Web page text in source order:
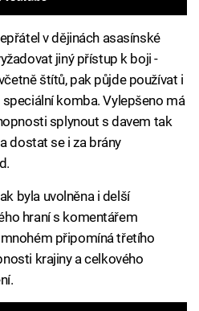
v dějinách asasínské
jiný přístup k boji -
štítů, pak půjde používat i
komba. Vylepšeno má
splynout s davem tak
dostat se i za brány
byla uvolněna i delší
hraní s komentářem
připomíná třetího
krajiny a celkového